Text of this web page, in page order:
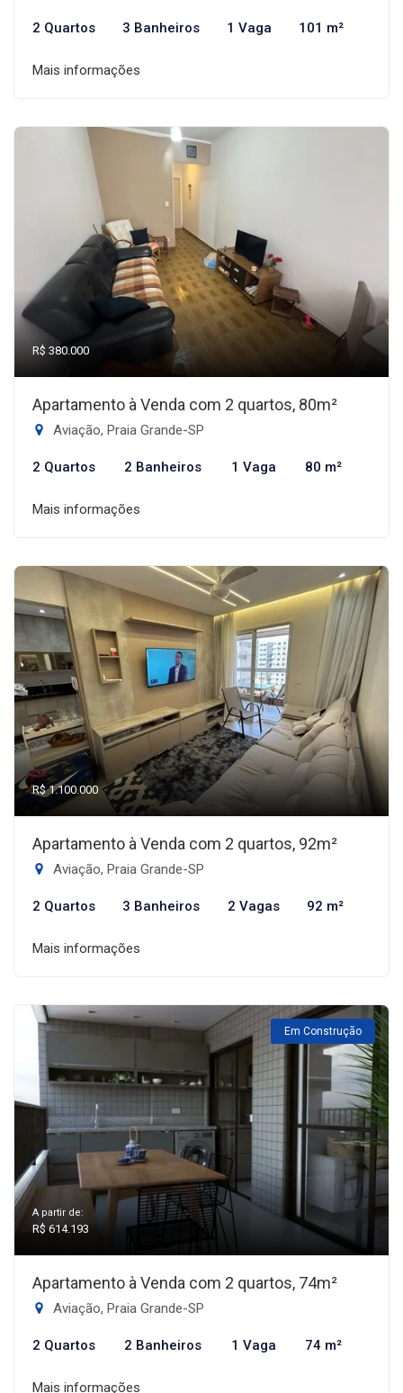
2 Quartos 3 Banheiros 1 Vaga 101 m²
Mais informações
R$ 380.000
Apartamento à Venda com 2 quartos, 80m²
Aviação, Praia Grande-SP
2 Quartos 2 Banheiros 1 Vaga 80 m²
Mais informações
R$ 1.100.000
Apartamento à Venda com 2 quartos, 92m²
Aviação, Praia Grande-SP
2 Quartos 3 Banheiros 2 Vagas 92 m²
Mais informações
Em Construção
A partir de:
R$ 614.193
Apartamento à Venda com 2 quartos, 74m²
Aviação, Praia Grande-SP
2 Quartos 2 Banheiros 1 Vaga 74 m²
Mais informações